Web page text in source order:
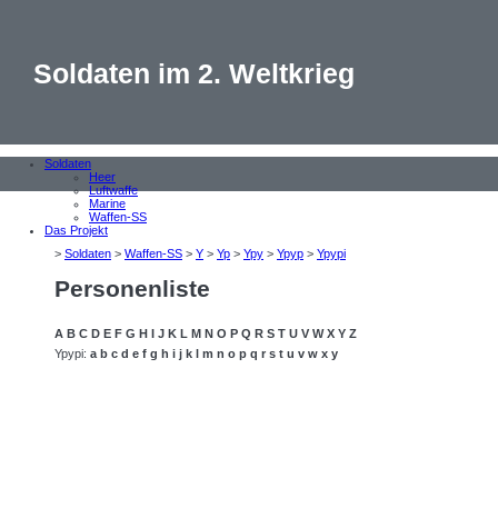
Soldaten im 2. Weltkrieg
Soldaten
Heer
Luftwaffe
Marine
Waffen-SS
Das Projekt
> Soldaten > Waffen-SS > Y > Yp > Ypy > Ypyp > Ypypi
Personenliste
A B C D E F G H J K L M N O P Q R S T U V W X Y Z
Ypypi: a b c d e f g h i j k l m n o p q r s t u v w x y